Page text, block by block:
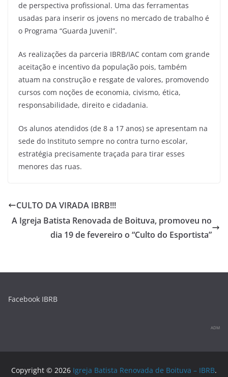
de perspectiva profissional. Uma das ferramentas
usadas para inserir os jovens no mercado de trabalho é
o Programa “Guarda Juvenil”.
As realizações da parceria IBRB/IAC contam com grande
aceitação e incentivo da população pois, também
atuam na construção e resgate de valores, promovendo
cursos com noções de economia, civismo, ética,
responsabilidade, direito e cidadania.
Os alunos atendidos (de 8 a 17 anos) se apresentam na
sede do Instituto sempre no contra turno escolar,
estratégia precisamente traçada para tirar esses
menores das ruas.
CULTO DA VIRADA IBRB!!!
A Igreja Batista Renovada de Boituva, promoveu no
dia 19 de fevereiro o “Culto do Esportista”
Facebook IBRB
ADM
Copyright © 2026 Igreja Batista Renovada de Boituva – IBRB.